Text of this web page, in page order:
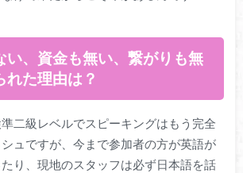
い、資金も無い、繋がりも無
れた理由は？
二級レベルでスピーキングはもう完全
ュですが、今まで参加者の方が英語が
り、現地のスタッフは必ず日本語を話